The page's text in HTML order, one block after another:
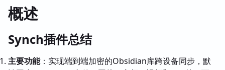
概述
Synch插件总结
主要功能：实现端到端加密的Obsidian库跨设备同步，默